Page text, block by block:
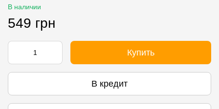
В наличии
549 грн
Купить
В кредит